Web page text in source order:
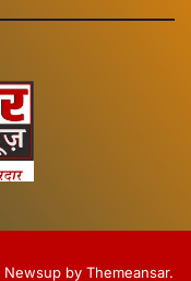
Newsup by Themeansar.